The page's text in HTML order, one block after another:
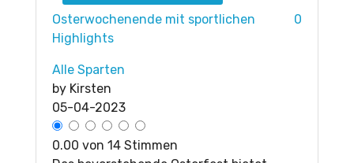
0
Osterwochenende mit sportlichen
Highlights
Alle Sparten
by Kirsten
05-04-2023
0.00 von 14 Stimmen